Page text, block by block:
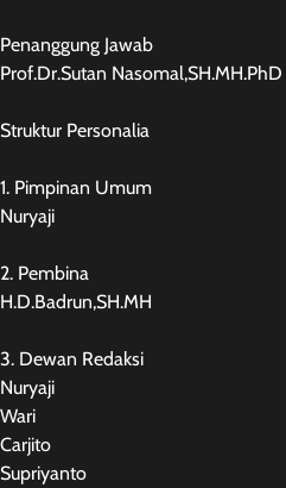
Penanggung Jawab
Prof.Dr.Sutan Nasomal,SH.MH.PhD
Struktur Personalia
1. Pimpinan Umum
Nuryaji
2. Pembina
H.D.Badrun,SH.MH
3. Dewan Redaksi
Nuryaji
Wari
Carjito
Supriyanto